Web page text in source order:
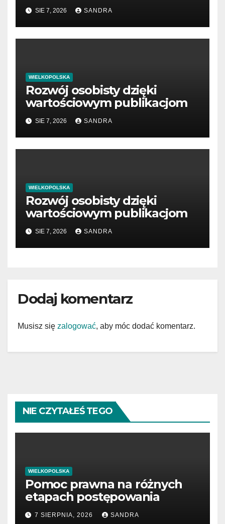
SIE 7, 2026 SANDRA
WIELKOPOLSKA
Rozwój osobisty dzięki
wartościowym publikacjom
SIE 7, 2026 SANDRA
WIELKOPOLSKA
Rozwój osobisty dzięki
wartościowym publikacjom
SIE 7, 2026 SANDRA
Dodaj komentarz
Musisz się zalogować, aby móc dodać komentarz.
NIE CZYTAŁEŚ TEGO
WIELKOPOLSKA
Pomoc prawna na różnych
etapach postępowania
7 SIERPNIA, 2026 SANDRA